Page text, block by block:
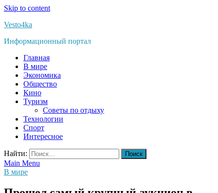
Skip to content
Vesto4ka
Информационный портал
Главная
В мире
Экономика
Общество
Кино
Туризм
Советы по отдыху
Технологии
Спорт
Интересное
Найти:
Main Menu
В мире